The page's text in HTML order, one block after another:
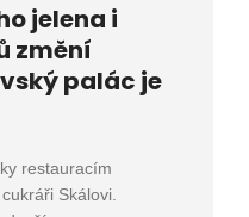
jelena i
změní
palác je
restauracím
Skálovi.